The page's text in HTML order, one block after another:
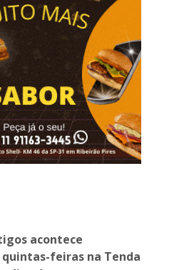
acontece
feiras na Tenda